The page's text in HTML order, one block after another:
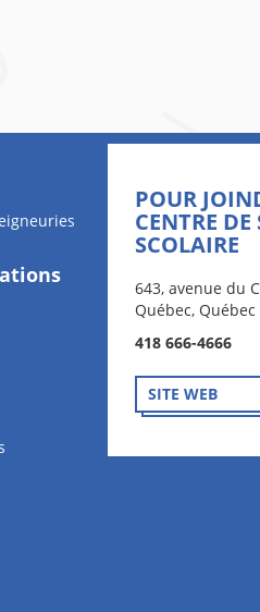
POUR
CENTRE DE
SCOLAIRE
643, avenue du
Québec, Québec
418 666-4666
SITE WEB